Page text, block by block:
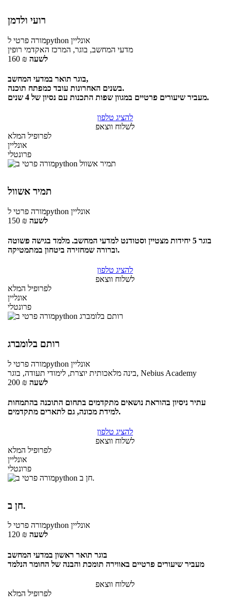
רועי ולדמן
מורה פרטילpython אונליין
מדעי המחשב, בוגר, המרכז האקדמי רופין
160 ₪ לשעה
בוגר תואר במדעי המחשב,
בשנים האחרונות עובד כמפתח תוכנה.
מעביר שיעורים פרטיים במגוון שפות התכנות עם נסיון של 4 שנים.
להציג טלפון
לשלוח ווצאפ
לפרופיל המלא
אונליין
פרונטלי
תמיר אשוול
מורה פרטילpython אונליין
150 ₪ לשעה
בוגר 5 יחידות מצטיין וסטודנט למדעי המחשב. מלמד בגישה פשוטה
וברורה שמחזירה ביטחון במתמטיקה.
להציג טלפון
לשלוח ווצאפ
לפרופיל המלא
אונליין
פרונטלי
רותם בלומברג
מורה פרטילpython אונליין
בינה מלאכותית יוצרת, לימודי תעודה, בוגר, Nebius Academy
200 ₪ לשעה
עתיר ניסיון בהוראת נושאים מתקדמים בתחום התוכנה בהתמחות
למידת מכונה, גם לתארים מתקדמים.
להציג טלפון
לשלוח ווצאפ
לפרופיל המלא
אונליין
פרונטלי
חן ב.
מורה פרטילpython אונליין
120 ₪ לשעה
בוגר תואר ראשון במדעי המחשב
מעביר שיעורים פרטיים באווירה תומכת והבנה של החומר הנלמד
לשלוח ווצאפ
לפרופיל המלא